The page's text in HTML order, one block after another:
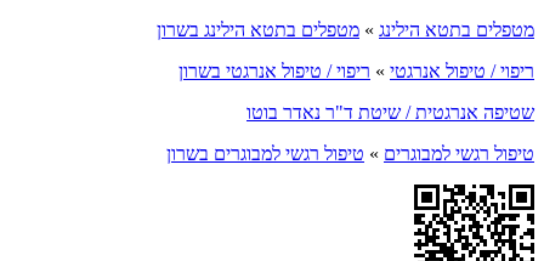
מטפלים בתטא הילינג » מטפלים בתטא הילינג בשרון
ריפוי / טיפול אנרגטי » ריפוי / טיפול אנרגטי בשרון
שטיפה אנרגטית / שיטת ד"ר נאדר בוטו
טיפול רגשי למבוגרים » טיפול רגשי למבוגרים בשרון